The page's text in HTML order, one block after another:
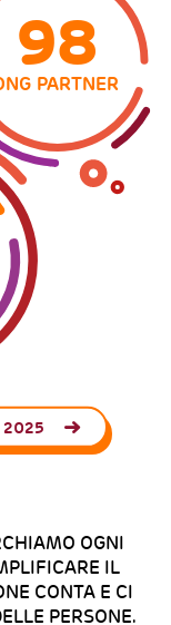
98
PARTNER
2025
OGNI
IL
CONTA E CI
PERSONE.